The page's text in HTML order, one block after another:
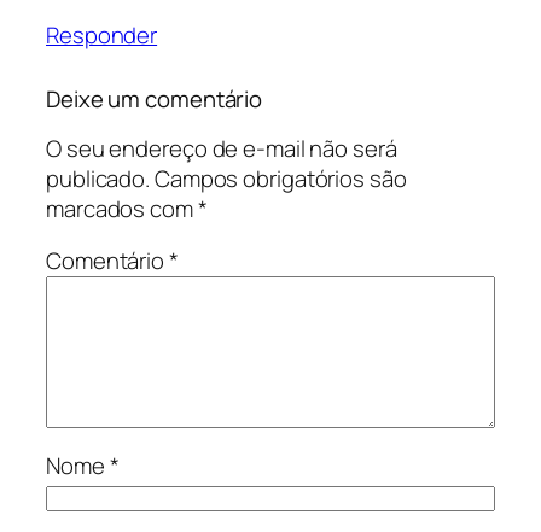
Responder
Deixe um comentário
O seu endereço de e-mail não será
publicado.Campos obrigatórios são
marcados com*
Comentário*
Nome*